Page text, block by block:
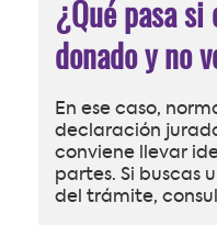
¿Qué pasa
donado y no
En ese caso,
declaración
conviene llevar
partes. Si buscas
del trámite,